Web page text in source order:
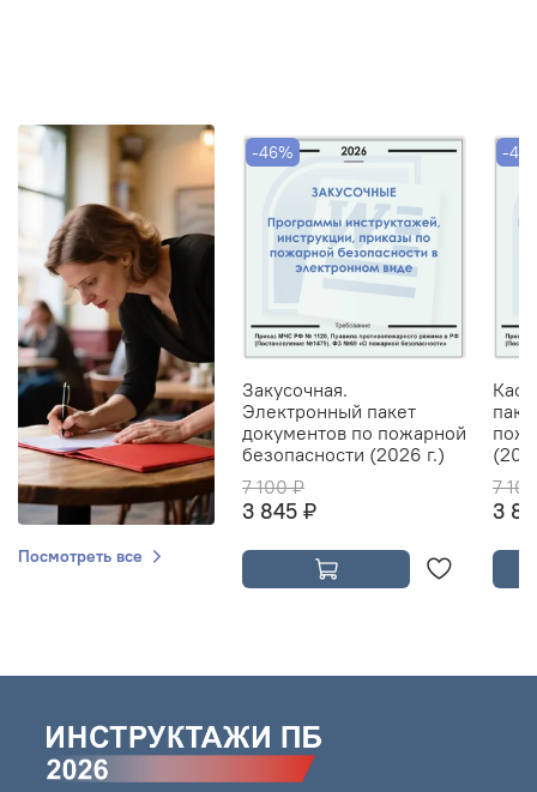
Посмотреть все
-46%
Закусочная.
Электронный пакет
документов по пожарной
безопасности (2026 г.)
7 100 ₽
3 845 ₽
-
7
3